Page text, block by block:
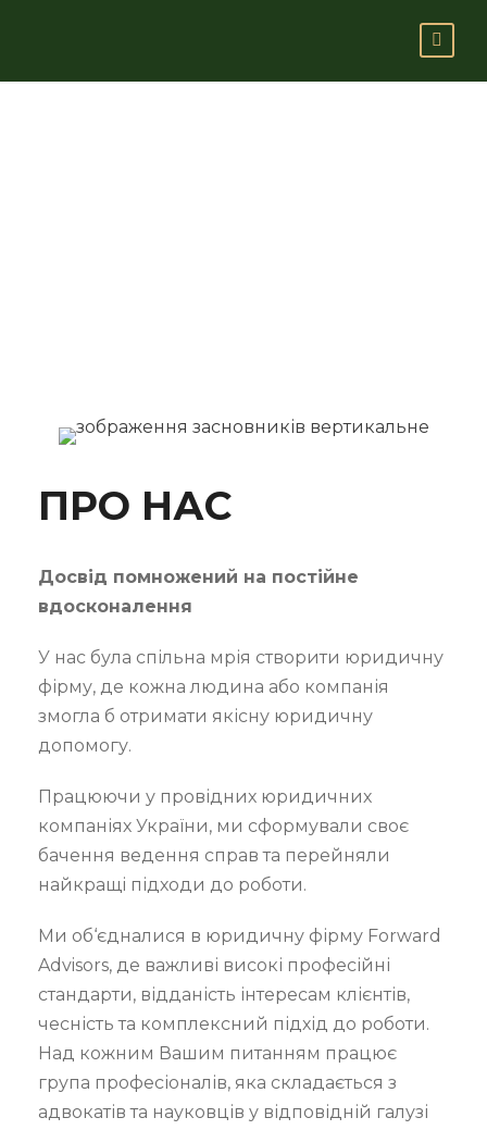
ПРО НАС
Досвід помножений на постійне
вдосконалення
У нас була спільна мрія створити юридичну
фірму, де кожна людина або компанія
змогла б отримати якісну юридичну
допомогу.
Працюючи у провідних юридичних
компаніях України, ми сформували своє
бачення ведення справ та перейняли
найкращі підходи до роботи.
Ми об‘єдналися в юридичну фірму Forward
Advisors, де важливі високі професійні
стандарти, відданість інтересам клієнтів,
чесність та комплексний підхід до роботи.
Над кожним Вашим питанням працює
група професіоналів, яка складається з
адвокатів та науковців у відповідній галузі